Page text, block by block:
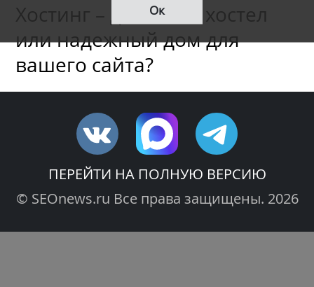
Хостинг – дешевый хостел
или надежный дом для
вашего сайта?
Ок
ПЕРЕЙТИ НА ПОЛНУЮ ВЕРСИЮ
© SEOnews.ru Все права защищены. 2026